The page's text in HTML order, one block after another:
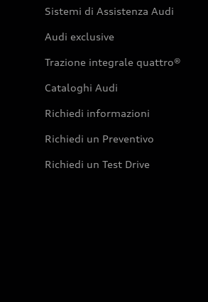
Sistemi di Assistenza Audi
Audi exclusive
Trazione integrale quattro®
Cataloghi Audi
Richiedi informazioni
Richiedi un Preventivo
Richiedi un Test Drive